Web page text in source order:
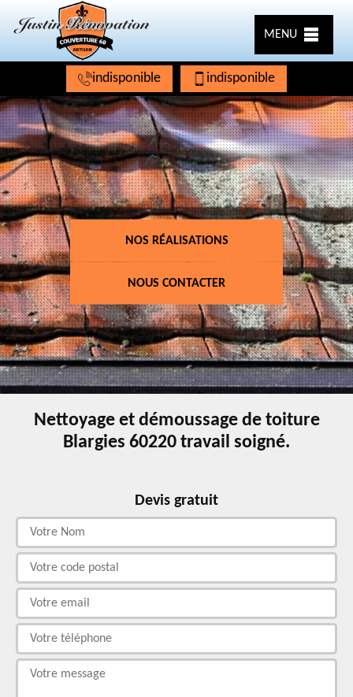
MENU
indisponible indisponible
NOS RÉALISATIONS
NOUS CONTACTER
Nettoyage et démoussage de toiture
Blargies 60220 travail soigné.
Devis gratuit